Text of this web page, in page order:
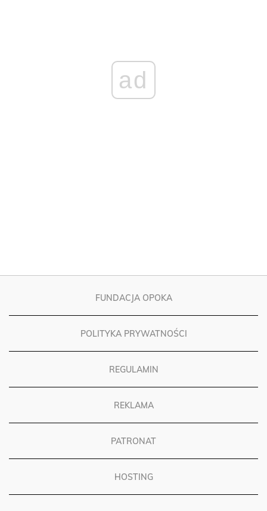
FUNDACJA OPOKA
POLITYKA PRYWATNOŚCI
REGULAMIN
REKLAMA
PATRONAT
HOSTING